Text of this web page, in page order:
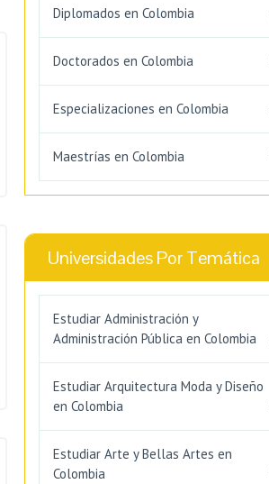
Diplomados en Colombia
Doctorados en Colombia
Especializaciones en Colombia
Maestrías en Colombia
Universidades Por Temática
Estudiar Administración y
Administración Pública en Colombia
Estudiar Arquitectura Moda y Diseño
en Colombia
Estudiar Arte y Bellas Artes en
Colombia